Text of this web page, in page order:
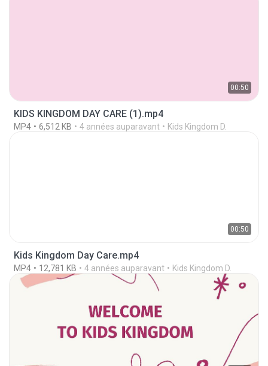
00:50
KIDS KINGDOM DAY CARE (1).mp4
MP4 6,512 KB 4 années auparavant Kids Kingdom D.
00:50
Kids Kingdom Day Care.mp4
MP4 12,781 KB 4 années auparavant Kids Kingdom D.